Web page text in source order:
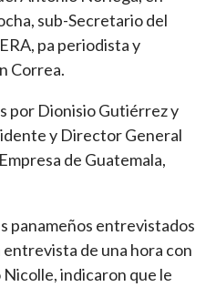
sub-Secretario del
pa periodista y
Correa.
por Dionisio Gutiérrez y
y Director General
de Guatemala,
panameños entrevistados
entrevista de una hora con
indicaron que le